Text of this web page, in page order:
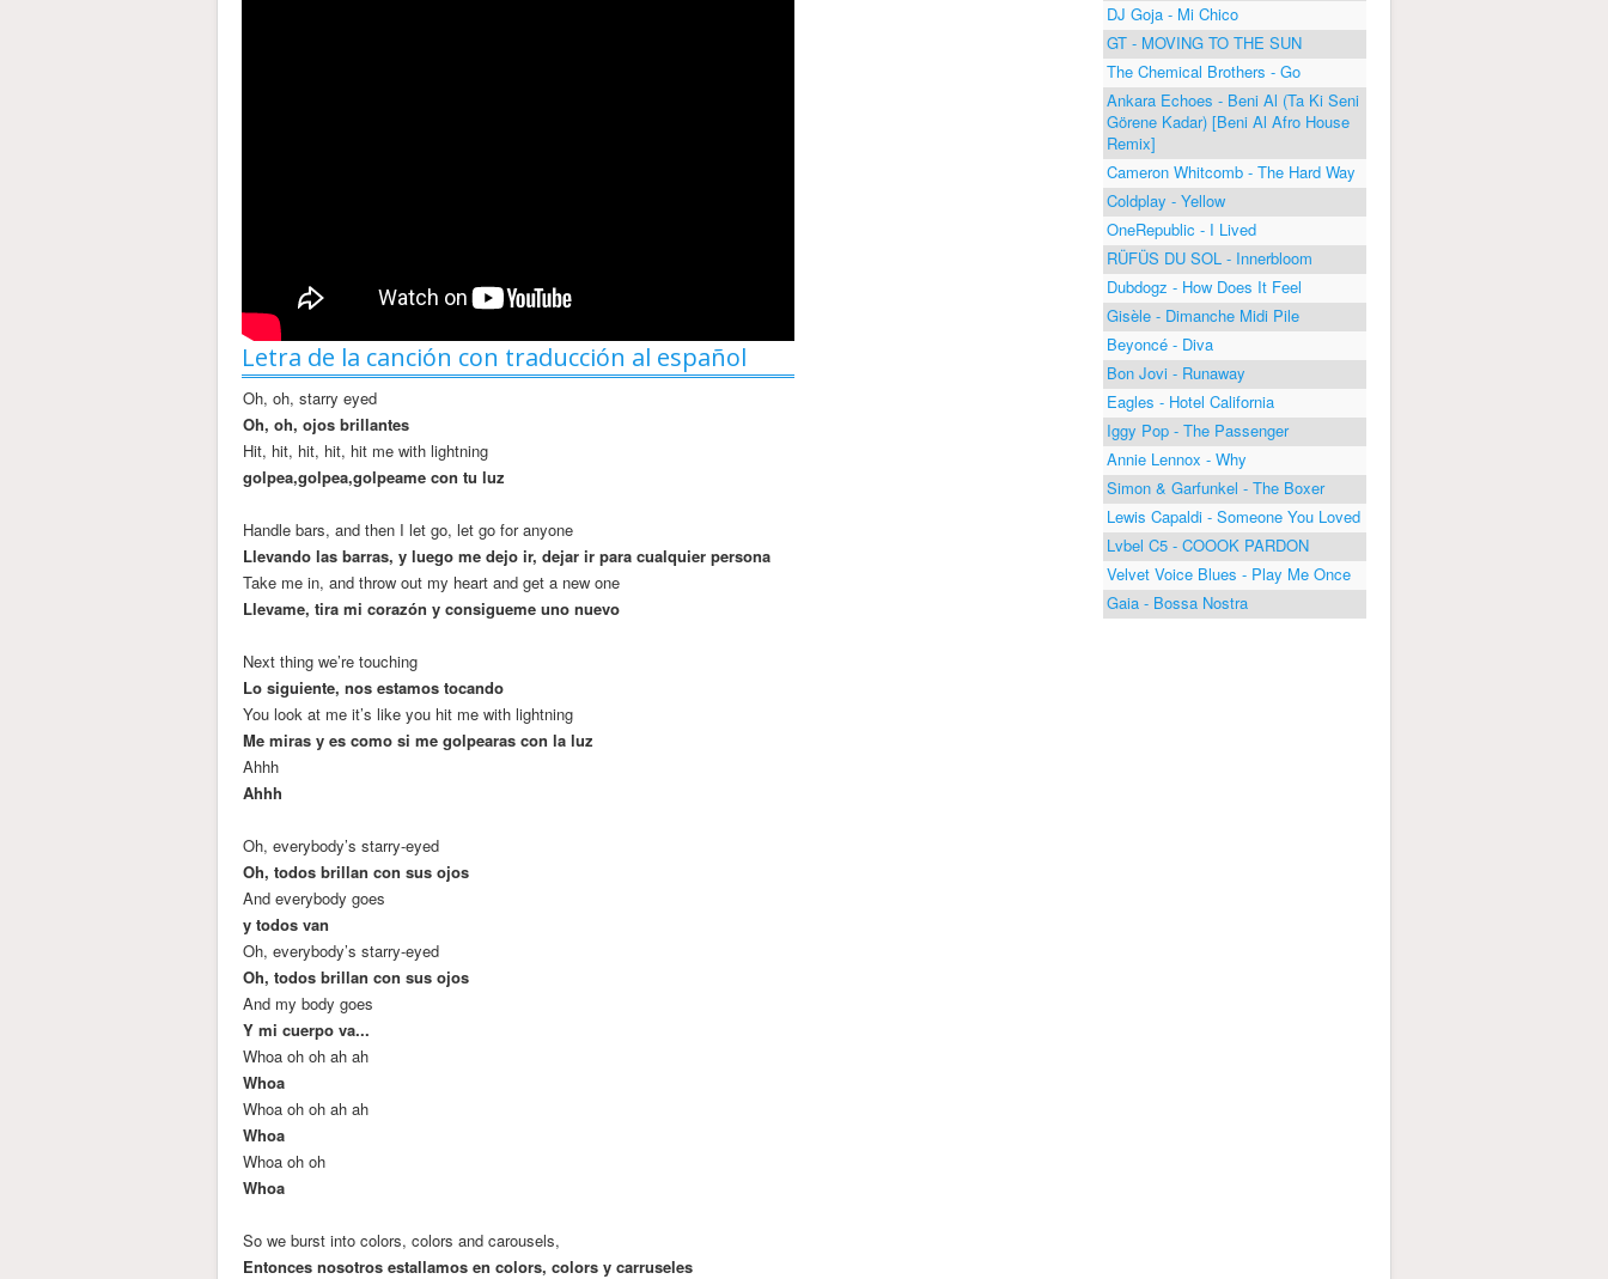
Letra de la canción con traducción al español
Oh, oh, starry eyed
Oh, oh, ojos brillantes
Hit, hit, hit, hit, hit me with lightning
golpea,golpea,golpeame con tu luz
Handle bars, and then I let go, let go for anyone
Llevando las barras, y luego me dejo ir, dejar ir para cualquier persona
Take me in, and throw out my heart and get a new one
Llevame, tira mi corazón y consigueme uno nuevo
Next thing we’re touching
Lo siguiente, nos estamos tocando
You look at me it’s like you hit me with lightning
Me miras y es como si me golpearas con la luz
Ahhh
Ahhh
Oh, everybody’s starry-eyed
Oh, todos brillan con sus ojos
And everybody goes
y todos van
Oh, everybody’s starry-eyed
Oh, todos brillan con sus ojos
And my body goes
Y mi cuerpo va...
Whoa oh oh ah ah
Whoa
Whoa oh oh ah ah
Whoa
Whoa oh oh
Whoa
So we burst into colors, colors and carousels,
Entonces nosotros estallamos en colors, colors y carruseles
DJ Goja - Mi Chico
GT - MOVING TO THE SUN
The Chemical Brothers - Go
Ankara Echoes - Beni Al (Ta Ki Seni
Görene Kadar) [Beni Al Afro House
Remix]
Cameron Whitcomb - The Hard Way
Coldplay - Yellow
OneRepublic - I Lived
RÜFÜS DU SOL - Innerbloom
Dubdogz - How Does It Feel
Gisèle - Dimanche Midi Pile
Beyoncé - Diva
Bon Jovi - Runaway
Eagles - Hotel California
Iggy Pop - The Passenger
Annie Lennox - Why
Simon & Garfunkel - The Boxer
Lewis Capaldi - Someone You Loved
Lvbel C5 - COOOK PARDON
Velvet Voice Blues - Play Me Once
Gaia - Bossa Nostra